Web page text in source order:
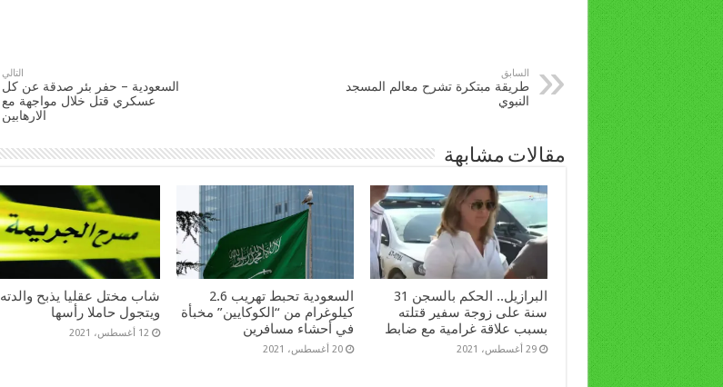
السابق
طريقة مبتكرة تشرح معالم المسجد
النبوي
التالي
السعودية – حفر بئر صدقة عن كل
عسكري قتل خلال مواجهة مع
الارهابين
مقالات مشابهة
البرازيل.. الحكم بالسجن 31
سنة على زوجة سفير قتلته
بسبب علاقة غرامية مع ضابط
29 أغسطس، 2021
السعودية تحبط تهريب 2.6
كيلوغرام من “الكوكايين” مخبأة
في أحشاء مسافرين
20 أغسطس، 2021
شاب مختل عقليا يذبح والدته
ويتجول حاملا رأسها
12 أغسطس، 2021